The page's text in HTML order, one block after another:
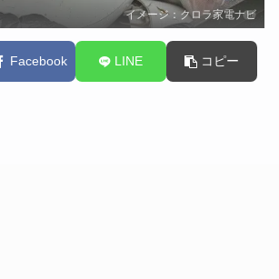
イメージ：クロラ家電ナビ
Facebook LINE コピー